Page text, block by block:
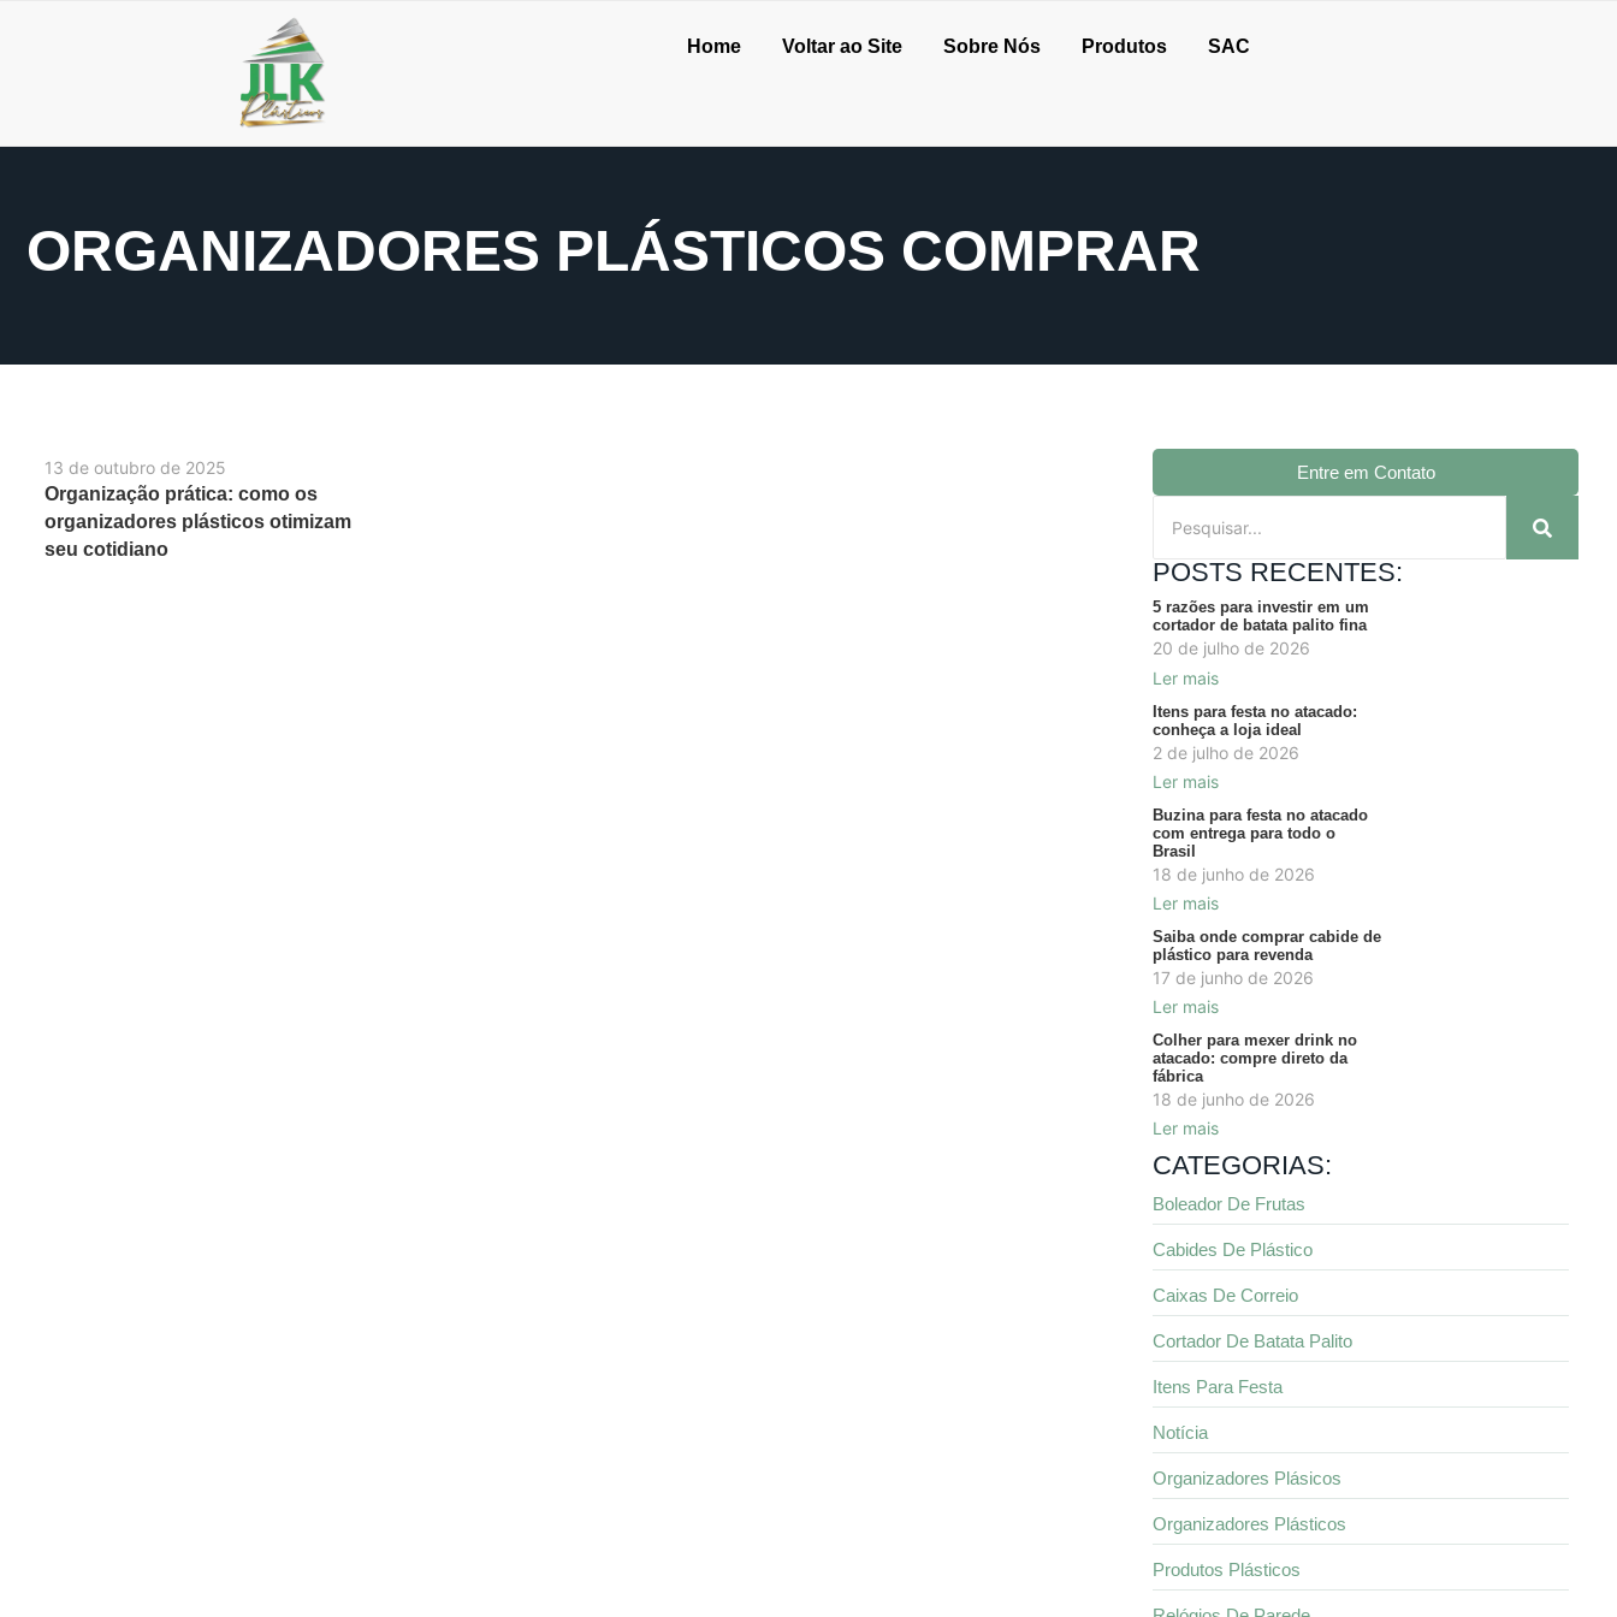
Home Voltar ao Site Sobre Nós Produtos SAC
ORGANIZADORES PLÁSTICOS COMPRAR
13 de outubro de 2025
Organização prática: como os
organizadores plásticos otimizam
seu cotidiano
Entre em Contato
POSTS RECENTES:
5 razões para investir em um
cortador de batata palito fina
20 de julho de 2026
Ler mais
Itens para festa no atacado:
conheça a loja ideal
2 de julho de 2026
Ler mais
Buzina para festa no atacado
com entrega para todo o
Brasil
18 de junho de 2026
Ler mais
Saiba onde comprar cabide de
plástico para revenda
17 de junho de 2026
Ler mais
Colher para mexer drink no
atacado: compre direto da
fábrica
18 de junho de 2026
Ler mais
CATEGORIAS:
Boleador De Frutas
Cabides De Plástico
Caixas De Correio
Cortador De Batata Palito
Itens Para Festa
Notícia
Organizadores Plásicos
Organizadores Plásticos
Produtos Plásticos